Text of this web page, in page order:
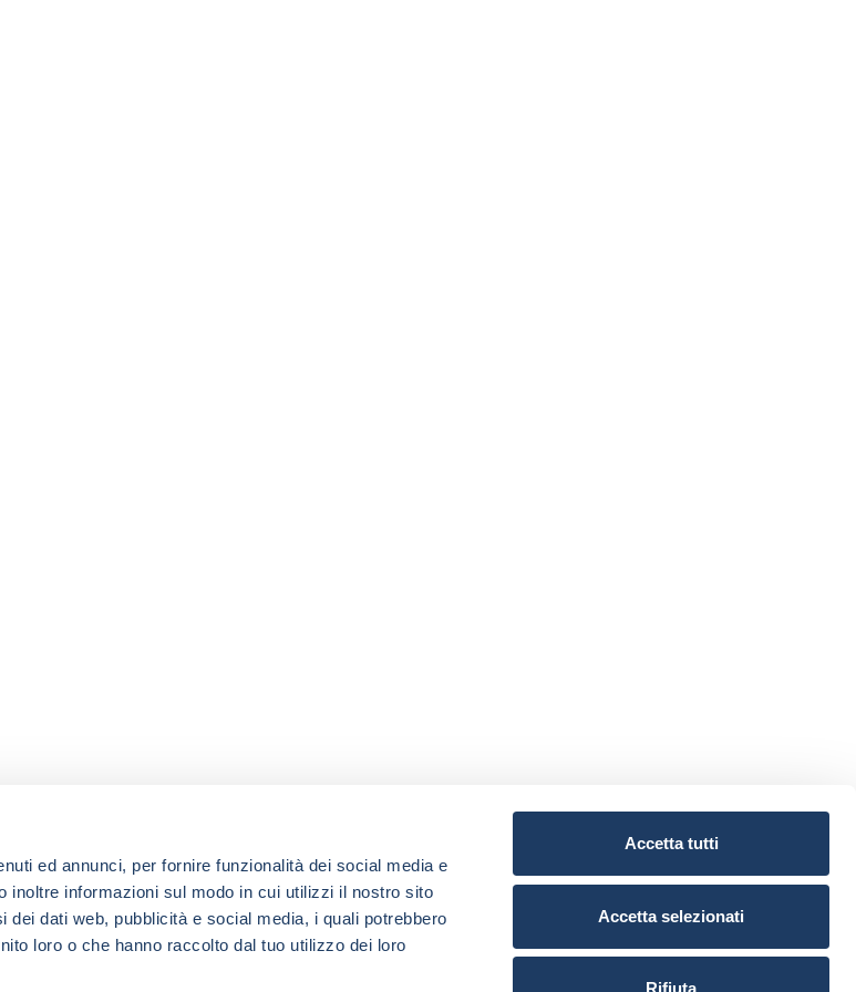
ed annunci, per fornire funzionalità dei social media e
inoltre informazioni sul modo in cui utilizzi il nostro sito
dati web, pubblicità e social media, i quali potrebbero
loro o che hanno raccolto dal tuo utilizzo dei loro
Accetta tutti
Accetta selezionati
Rifiuta